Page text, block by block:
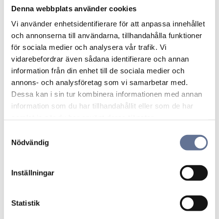
Denna webbplats använder cookies
Vi använder enhetsidentifierare för att anpassa innehållet
och annonserna till användarna, tillhandahålla funktioner
för sociala medier och analysera vår trafik. Vi
vidarebefordrar även sådana identifierare och annan
information från din enhet till de sociala medier och
annons- och analysföretag som vi samarbetar med.
Dessa kan i sin tur kombinera informationen med annan
information som du har tillhandahållit eller som de har
Nödvändig
Inställningar
Statistik
9250278H
Travhäst med sulky
silver 9250336H
Lägg